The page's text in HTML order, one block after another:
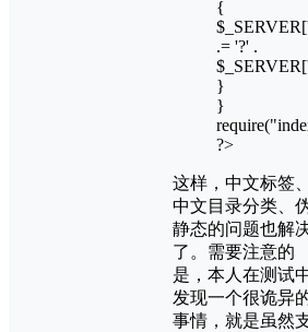
{
.= '?' .
}
}
?>
这样，中文标签、
中文目录分类、
静态的问题也解
了。需要注意的
是，本人在测试
发现一个很诡异
事情，就是虽然